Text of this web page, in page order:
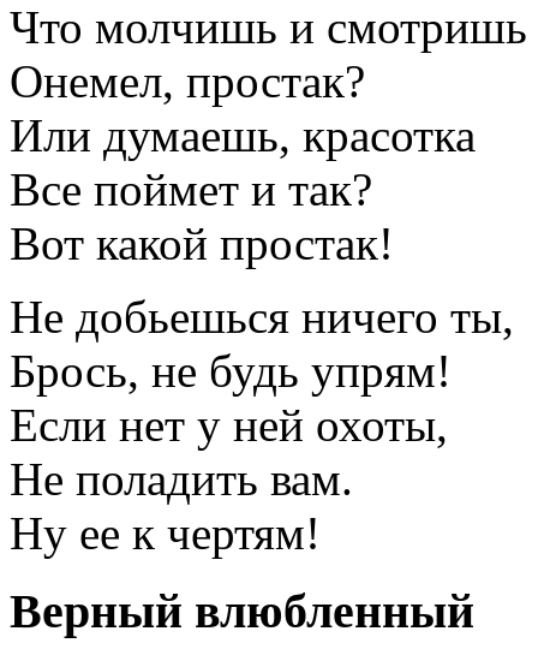
Что молчишь и смотришь
Онемел, простак?
Или думаешь, красотка
Все поймет и так?
Вот какой простак!
Не добьешься ничего ты,
Брось, не будь упрям!
Если нет у ней охоты,
Не поладить вам.
Ну ее к чертям!
Верный влюбленный